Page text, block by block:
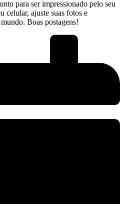
para ser impressionado⁣ pelo ​seu
celular, ajuste suas fotos e
Boas postagens!